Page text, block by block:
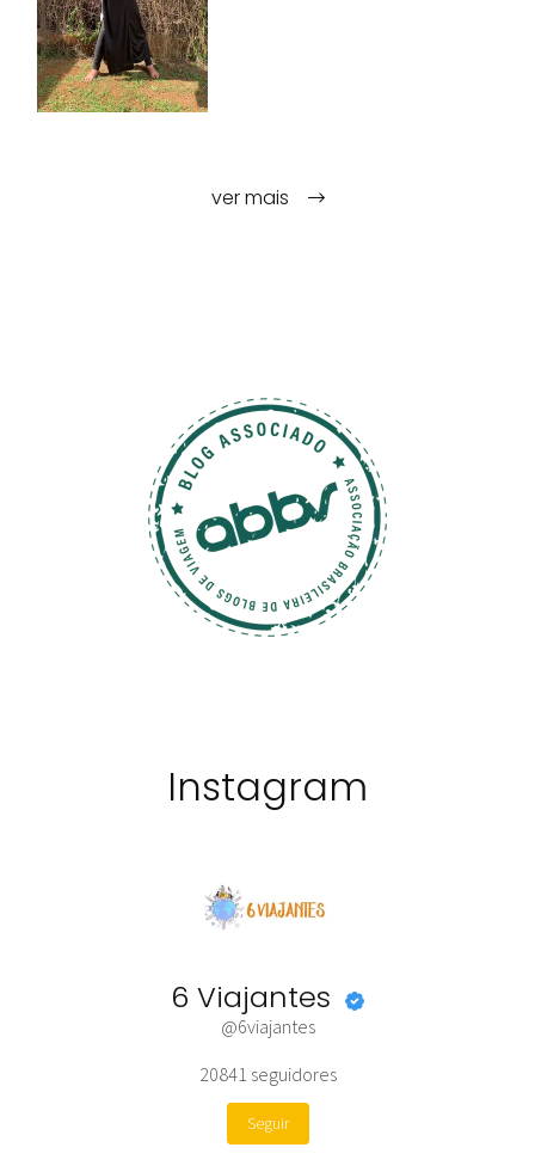
ver mais
Instagram
6 Viajantes
@6viajantes
20841 seguidores
Seguir